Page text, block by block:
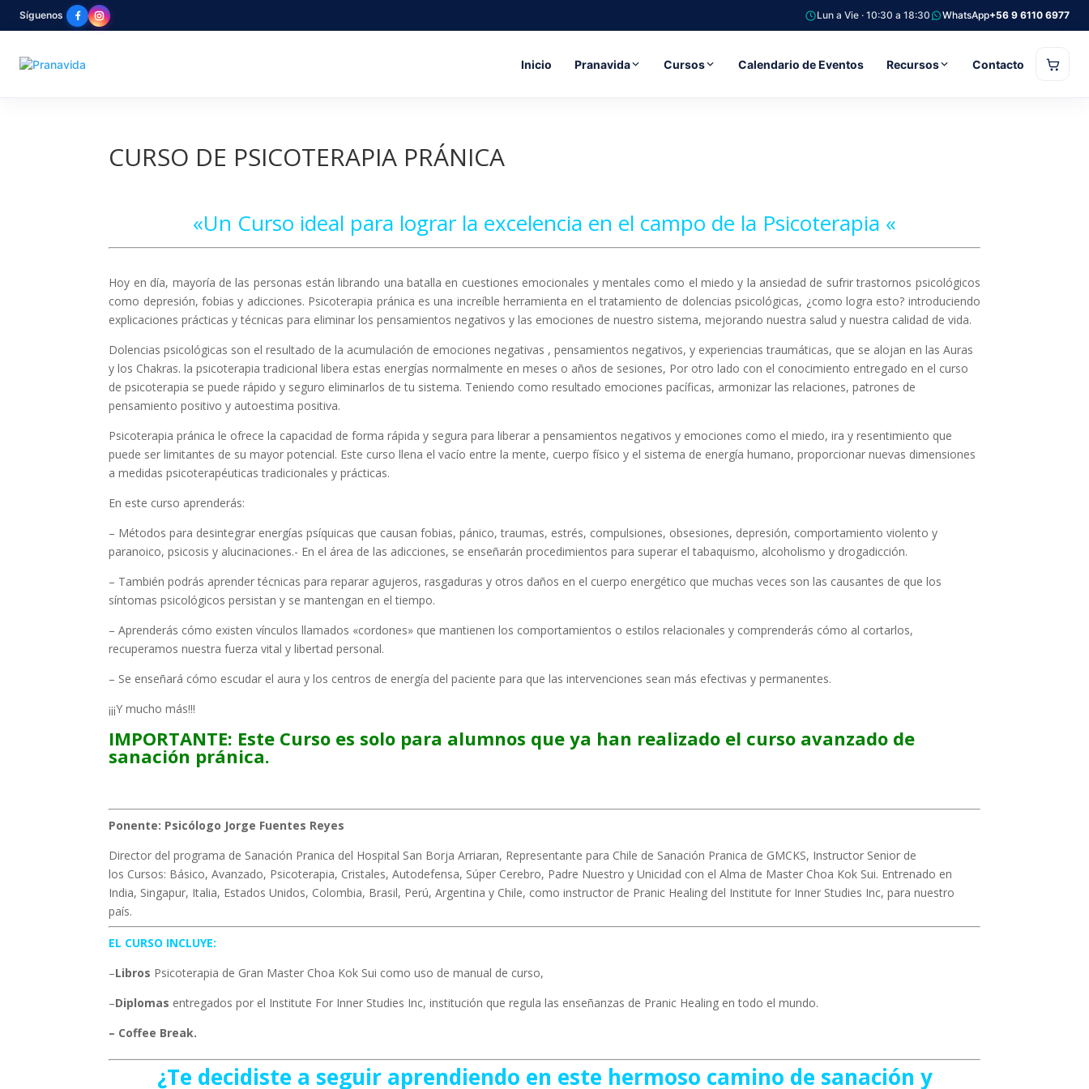
Síguenos Lun a Vie · 10:30 a 18:30 WhatsApp+56 9 6110 6977
Inicio Pranavida Cursos Calendario de Eventos Recursos Contacto
CURSO DE PSICOTERAPIA PRÁNICA
«Un Curso ideal para lograr la excelencia en el campo de la Psicoterapia «
Hoy en día, mayoría de las personas están librando una batalla en cuestiones emocionales y mentales como el miedo y la ansiedad de sufrir trastornos psicológicos
como depresión, fobias y adicciones. Psicoterapia pránica es una increíble herramienta en el tratamiento de dolencias psicológicas, ¿como logra esto? introduciendo
explicaciones prácticas y técnicas para eliminar los pensamientos negativos y las emociones de nuestro sistema, mejorando nuestra salud y nuestra calidad de vida.
Dolencias psicológicas son el resultado de la acumulación de emociones negativas , pensamientos negativos, y experiencias traumáticas, que se alojan en las Auras
y los Chakras. la psicoterapia tradicional libera estas energías normalmente en meses o años de sesiones, Por otro lado con el conocimiento entregado en el curso
de psicoterapia se puede rápido y seguro eliminarlos de tu sistema. Teniendo como resultado emociones pacíficas, armonizar las relaciones, patrones de
pensamiento positivo y autoestima positiva.
Psicoterapia pránica le ofrece la capacidad de forma rápida y segura para liberar a pensamientos negativos y emociones como el miedo, ira y resentimiento que
puede ser limitantes de su mayor potencial. Este curso llena el vacío entre la mente, cuerpo físico y el sistema de energía humano, proporcionar nuevas dimensiones
a medidas psicoterapéuticas tradicionales y prácticas.
En este curso aprenderás:
– Métodos para desintegrar energías psíquicas que causan fobias, pánico, traumas, estrés, compulsiones, obsesiones, depresión, comportamiento violento y
paranoico, psicosis y alucinaciones.- En el área de las adicciones, se enseñarán procedimientos para superar el tabaquismo, alcoholismo y drogadicción.
– También podrás aprender técnicas para reparar agujeros, rasgaduras y otros daños en el cuerpo energético que muchas veces son las causantes de que los
síntomas psicológicos persistan y se mantengan en el tiempo.
– Aprenderás cómo existen vínculos llamados «cordones» que mantienen los comportamientos o estilos relacionales y comprenderás cómo al cortarlos,
recuperamos nuestra fuerza vital y libertad personal.
– Se enseñará cómo escudar el aura y los centros de energía del paciente para que las intervenciones sean más efectivas y permanentes.
¡¡¡Y mucho más!!!
IMPORTANTE: Este Curso es solo para alumnos que ya han realizado el curso avanzado de
sanación pránica.
Ponente: Psicólogo Jorge Fuentes Reyes
Director del programa de Sanación Pranica del Hospital San Borja Arriaran, Representante para Chile de Sanación Pranica de GMCKS, Instructor Senior de
los Cursos: Básico, Avanzado, Psicoterapia, Cristales, Autodefensa, Súper Cerebro, Padre Nuestro y Unicidad con el Alma de Master Choa Kok Sui. Entrenado en
India, Singapur, Italia, Estados Unidos, Colombia, Brasil, Perú, Argentina y Chile, como instructor de Pranic Healing del Institute for Inner Studies Inc, para nuestro
país.
EL CURSO INCLUYE:
–Libros Psicoterapia de Gran Master Choa Kok Sui como uso de manual de curso,
–Diplomas entregados por el Institute For Inner Studies Inc, institución que regula las enseñanzas de Pranic Healing en todo el mundo.
– Coffee Break.
¿Te decidiste a seguir aprendiendo en este hermoso camino de sanación y